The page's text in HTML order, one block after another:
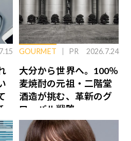
GOURMET PR 2026.7.24
大分から世界へ。100％
麦焼酎の元祖・二階堂
酒造が挑む、革新のグ
ローバル戦略